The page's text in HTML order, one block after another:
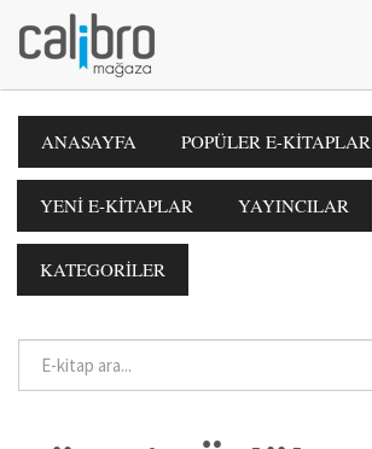
ANASAYFA POPÜLER E-KİTAPLAR
YENİ E-KİTAPLAR YAYINCILAR
KATEGORİLER